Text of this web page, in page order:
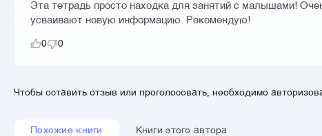
Эта тетрадь просто находка для занятий с малышами!
усваивают новую информацию. Рекомендую!
0 0
Чтобы оставить отзыв или проголосовать, необходимо
Похожие книги Книги этого автора